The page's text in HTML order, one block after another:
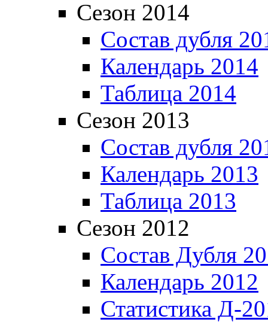
Сезон 2014
Состав дубля
Календарь 2014
Таблица 2014
Сезон 2013
Состав дубля
Календарь 2013
Таблица 2013
Сезон 2012
Состав Дубля
Календарь 2012
Статистика Д-